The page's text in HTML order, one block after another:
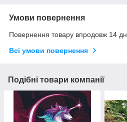
Умови повернення
Повернення товару впродовж 14
Всі умови повернення
Подібні товари компанії